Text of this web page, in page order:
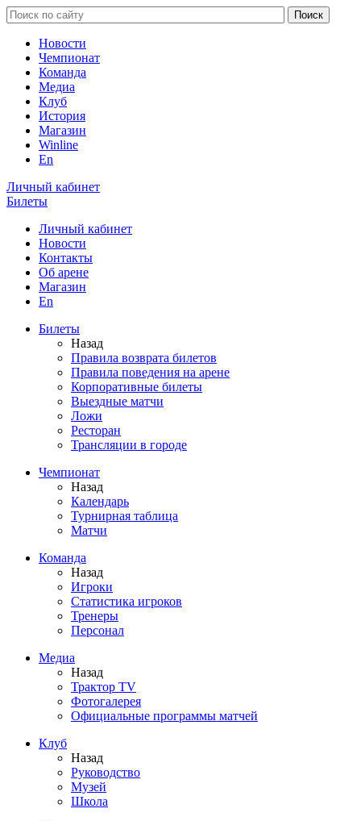
Новости
Чемпионат
Команда
Медиа
Клуб
История
Магазин
Winline
En
Личный кабинет
Билеты
Личный кабинет
Новости
Контакты
Об арене
Магазин
En
Билеты
Назад
Правила возврата билетов
Правила поведения на арене
Корпоративные билеты
Выездные матчи
Ложи
Ресторан
Трансляции в городе
Чемпионат
Назад
Календарь
Турнирная таблица
Матчи
Команда
Назад
Игроки
Статистика игроков
Тренеры
Персонал
Медиа
Назад
Трактор TV
Фотогалерея
Официальные программы матчей
Клуб
Назад
Руководство
Музей
Школа